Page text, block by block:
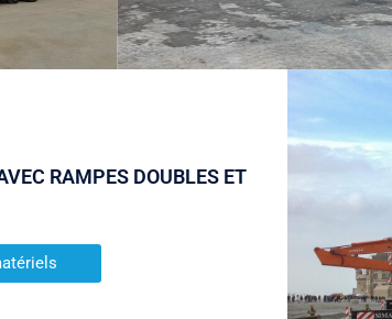
RAMPES DOUBLES ET